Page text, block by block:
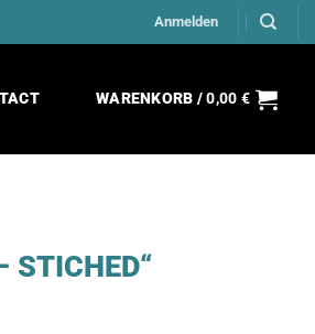
Anmelden
WARENKORB /0,00 €
STICHED“